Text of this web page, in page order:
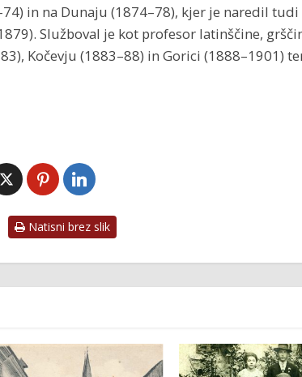
in na Dunaju (1874–78), kjer je naredil tudi
Služboval je kot profesor latinščine,
Kočevju (1883–88) in Gorici (1888–1901)
Natisni brez slik